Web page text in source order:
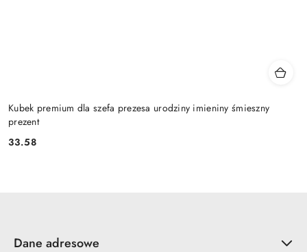
Kubek premium dla szefa prezesa urodziny imieniny śmieszny
prezent
Cena:
33.58
Dane adresowe